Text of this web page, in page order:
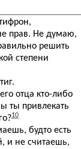
прав. Не думаю,
решить
степени
отца кто-либо
ты привлекать
10
будто есть
и не считаешь,